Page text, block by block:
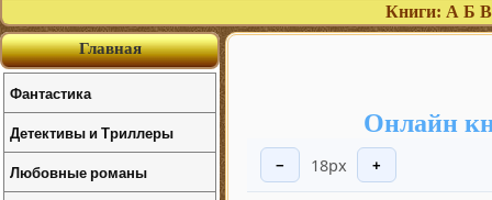
Книги: А Б В
Онлайн
− 18px +
Главная
Фантастика
Детективы и Триллеры
Любовные романы